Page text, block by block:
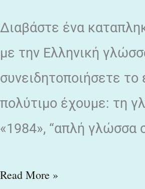
Διαβάστε ένα
με την Ελληνική
συνειδητοποιήσετε
πολύτιμο έχουμε: τη
«1984», “απλή γλώσσα
Read More »